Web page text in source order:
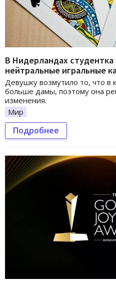
В Нидерландах студентка
нейтральные игральные
Девушку возмутило то, что в
больше дамы, поэтому она
изменения.
Мир
Подробнее